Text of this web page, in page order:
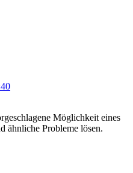
Möglichkeit eines
ähnliche Probleme lösen.